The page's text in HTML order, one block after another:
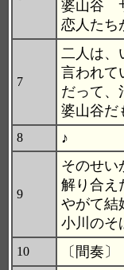
婆山谷
恋人たち
7
二人は、
言われて
だって、
婆山谷だ
8 ♪
9
そのせい
解り合え
やがて結
小川のそ
10 〔間奏〕